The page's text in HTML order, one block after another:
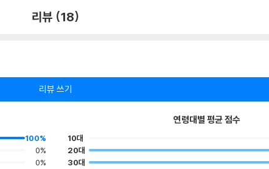
리뷰 (18)
리뷰 쓰기
100%
0%
0%
연령대별 평균 점수
10대
20대
30대